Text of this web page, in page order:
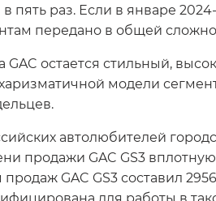
раз. Если в январе
передано в общей
остается стильный,
модели
автолюбителей
продажи GAC GS3
GAC GS3 составил
для работы в